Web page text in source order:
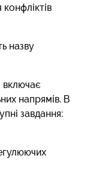
назву
включає
напрямів. В
завдання: